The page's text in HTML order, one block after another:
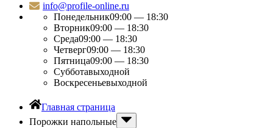
info@profile-online.ru
Понедельник09:00 — 18:30
Вторник09:00 — 18:30
Среда09:00 — 18:30
Четверг09:00 — 18:30
Пятница09:00 — 18:30
Субботавыходной
Воскресеньевыходной
Главная страница
Порожки напольные